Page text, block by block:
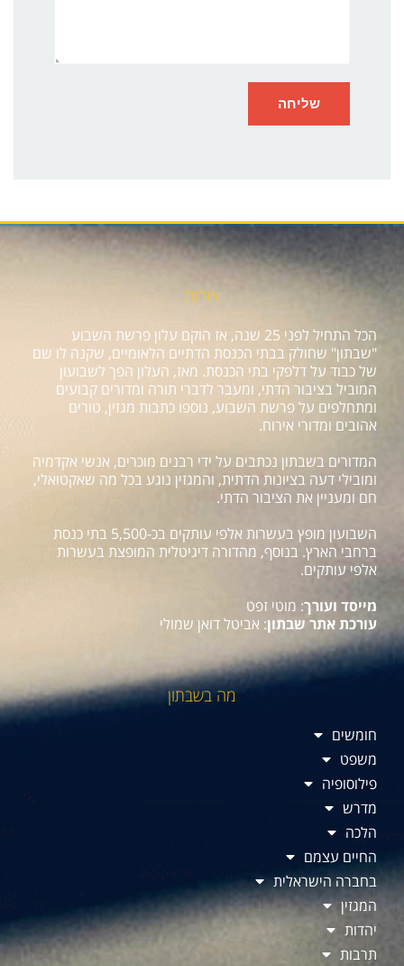
אודות
הכל התחיל לפני 25 שנה, אז הוקם עלון פרשת השבוע
"שבתון" שחולק בבתי הכנסת הדתיים הלאומיים, שקנה לו שם
של כבוד על דלפקי בתי הכנסת. מאז, העלון הפך לשבועון
המוביל בציבור הדתי, ומעבר לדברי תורה ומדורים קבועים
ומתחלפים על פרשת השבוע, נוספו כתבות מגזין, טורים
אהובים ומדורי אירוח.
המדורים בשבתון נכתבים על ידי רבנים מוכרים, אנשי אקדמיה
ומובילי דעה בציונות הדתית, והמגזין נוגע בכל מה שאקטואלי,
חם ומעניין את הציבור הדתי.
השבועון מופץ בעשרות אלפי עותקים בכ-5,500 בתי כנסת
ברחבי הארץ. בנוסף, מהדורה דיגיטלית המופצת בעשרות
אלפי עותקים.
מייסד ועורך: מוטי זפט
עורכת אתר שבתון: אביטל דואן שמולי
מה בשבתון
חומשים
משפט
פילוסופיה
מדרש
הלכה
החיים עצמם
בחברה הישראלית
המגזין
יהדות
תרבות